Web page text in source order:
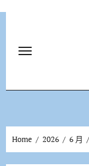
Home 2026 6 月